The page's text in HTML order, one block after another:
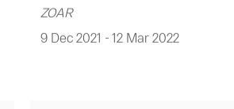
ZOAR
9 Dec 2021 - 12 Mar 2022